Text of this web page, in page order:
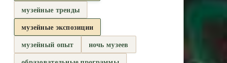
музейные тренды
музейные экспозиции
музейный опыт
ночь музеев